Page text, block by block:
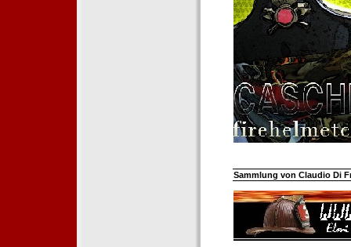
Sammlung von Claudio Di